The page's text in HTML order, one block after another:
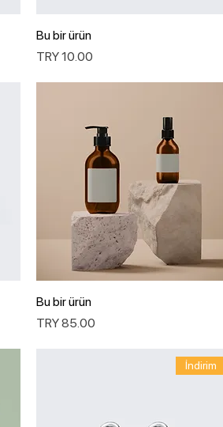
Bu bir ürün
السعر
Bu bir ürün
السعر
İndirim